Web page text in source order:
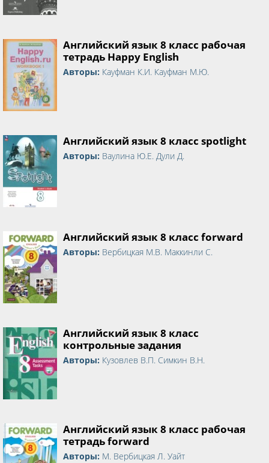
Английский язык 8 класс рабочая
тетрадь Happy English
Авторы: Кауфман К.И. Кауфман М.Ю.
Английский язык 8 класс spotlight
Авторы: Ваулина Ю.Е. Дули Д.
Английский язык 8 класс forward
Авторы: Вербицкая М.В. Маккинли С.
Английский язык 8 класс
контрольные задания
Авторы: Кузовлев В.П. Симкин В.Н.
Английский язык 8 класс рабочая
тетрадь forward
Авторы: М. Вербицкая Л. Уайт